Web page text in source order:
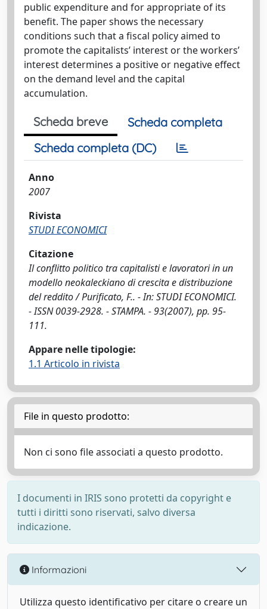
public expenditure and for appropriate of its
benefit. The paper shows the necessary
conditions such that a fiscal policy aimed to
promote the capitalists’ interest or the workers’
interest determines a positive or negative effect
on the demand level and the capital
accumulation.
Scheda breve
Scheda completa
Scheda completa (DC)
Anno
2007
Rivista
STUDI ECONOMICI
Citazione
Il conflitto politico tra capitalisti e lavoratori in un
modello neokaleckiano di crescita e distribuzione
del reddito / Purificato, F.. - In: STUDI ECONOMICI.
- ISSN 0039-2928. - STAMPA. - 93(2007), pp. 95-
111.
Appare nelle tipologie:
1.1 Articolo in rivista
File in questo prodotto:
Non ci sono file associati a questo prodotto.
I documenti in IRIS sono protetti da copyright e
tutti i diritti sono riservati, salvo diversa
indicazione.
Informazioni
Utilizza questo identificativo per citare o creare un